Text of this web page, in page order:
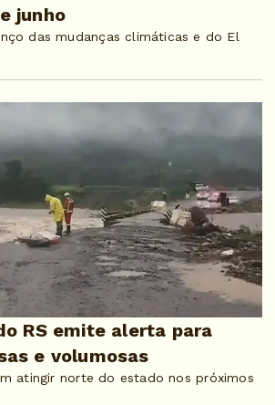
junho
das mudanças climáticas e do El
RS emite alerta para
e volumosas
atingir norte do estado nos próximos